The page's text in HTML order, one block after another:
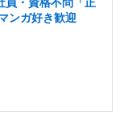
ンガ好き歓迎